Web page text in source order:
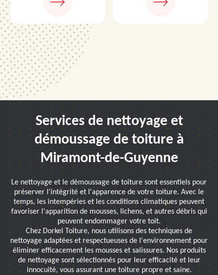
Services de nettoyage et
démoussage de toiture à
Miramont-de-Guyenne
Le nettoyage et le démoussage de toiture sont essentiels pour
préserver l'intégrité et l'apparence de votre toiture. Avec le
temps, les intempéries et les conditions climatiques peuvent
favoriser l'apparition de mousses, lichens, et autres débris qui
peuvent endommager votre toit.
Chez Dorkel Toiture, nous utilisons des techniques de
nettoyage adaptées et respectueuses de l'environnement pour
éliminer efficacement les mousses et salissures. Nos produits
de nettoyage sont sélectionnés pour leur efficacité et leur
innocuité, vous assurant une toiture propre et saine.